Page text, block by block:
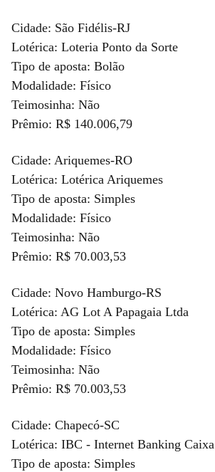
Cidade: São Fidélis-RJ
Lotérica: Loteria Ponto da Sorte
Tipo de aposta: Bolão
Modalidade: Físico
Teimosinha: Não
Prêmio: R$ 140.006,79
Cidade: Ariquemes-RO
Lotérica: Lotérica Ariquemes
Tipo de aposta: Simples
Modalidade: Físico
Teimosinha: Não
Prêmio: R$ 70.003,53
Cidade: Novo Hamburgo-RS
Lotérica: AG Lot A Papagaia Ltda
Tipo de aposta: Simples
Modalidade: Físico
Teimosinha: Não
Prêmio: R$ 70.003,53
Cidade: Chapecó-SC
Lotérica: IBC - Internet Banking Caixa
Tipo de aposta: Simples